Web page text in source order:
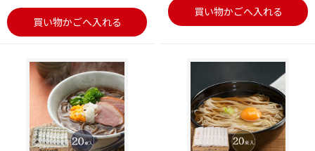
買い物かごへ入れる
買い物かごへ入れる